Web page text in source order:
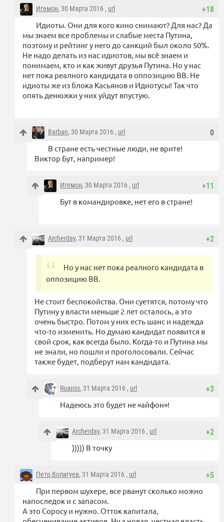
+18
Игемон, 30 Марта 2016 , url
Идиоты. Они для кого кино снимают? Для нас? Да
мы знаем все проблемы и слабые места Путина,
поэтому и рейтинг у него до санкций был около 50%.
Не надо делать из нас идиотов, мы всё знаем и
понимаем, кто и как живут друзья Путина. Но у нас
нет пока реалного кандидата в оппозицию ВВ. Не
идиоты же из блока Касьянов и Идиотусы! Так что
опять денюжки у них уйдут впустую.
0
Barban, 30 Марта 2016 , url
В стране есть честные люди, не врите!
Виктор Бут, например!
+11
Игемон, 30 Марта 2016 , url
Бут в командировке, нет его в стране!
+2
Archerday, 31 Марта 2016 , url
Но у нас нет пока реалного кандидата в
оппозицию ВВ.
Не стоит беспокойства. Они суетятся, потому что
Путину у власти меньше 2 лет осталось, а это
очень быстро. Потом у них есть шанс и надежда
что-то изменить. Но думаю кандидат появится в
свой срок, как всегда было. Когда-то и Путина мы
не знали, но пошли и проголосовали. Сейчас
также будет, подберут нам кандидата.
+3
Ruapss, 31 Марта 2016 , url
Надеюсь это будет не «айфон»!
+2
Archerday, 31 Марта 2016 , url
))))) В точку
+5
Петр Волигуев, 31 Марта 2016 , url
При первом шухере, все рванут сколько можно
напоследок и с запасом.
А это Соросу и нужно. Отток капитала,